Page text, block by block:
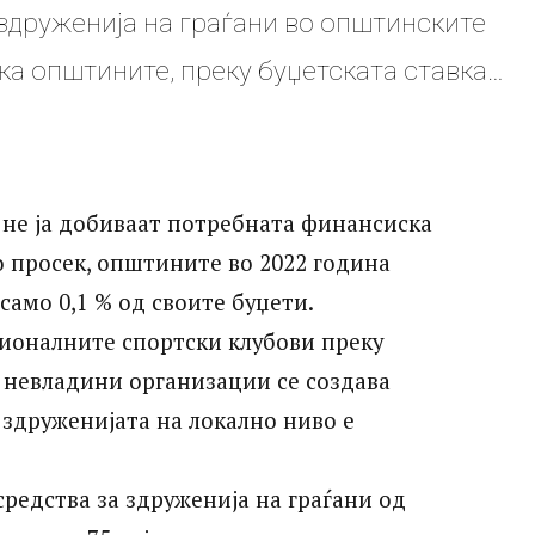
на граѓани во општинските
општините, преку буџетската ставка
на локалните власти и кои, во
милион евра годишно. Поконкретно,
наоди:
ја добиваат потребната финансиска
општините во 2022 година
0,1 % од своите буџети.
спортски клубови преку
организации се создава
на локално ниво е
за здруженија на граѓани од